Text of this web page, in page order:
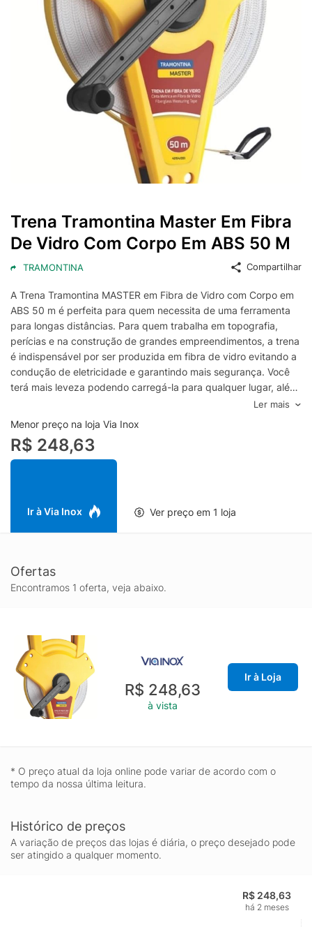
Trena Tramontina Master Em Fibra
De Vidro Com Corpo Em ABS 50 M
TRAMONTINA Compartilhar
A Trena Tramontina MASTER em Fibra de Vidro com Corpo em
ABS 50 m é perfeita para quem necessita de uma ferramenta
para longas distâncias. Para quem trabalha em topografia,
perícias e na construção de grandes empreendimentos, a trena
é indispensável por ser produzida em fibra de vidro evitando a
condução de eletricidade e garantindo mais segurança. Você
terá mais leveza podendo carregá-la para qualquer lugar, além
de ser resistente à corrosão devido ao corpo feito em ABS. A
empunhadura emborrachada garante mais conforto no
manuseio, assim como, mais facilidade na hora da limpeza da
fita. Qualidade é com a Tramontina! Recomendações de
Uso:Modo de Uso: Use óculos, luvas e outros equipamentos de
suja com graxa ou óleo pode causar acidentes. Armazene em
ferramentas são produzidas e testadas conforme normas
específicas; - As ferramentas são submetidas a testes de
verificadas para manter um alto nível de precisão.
Ler mais
Menor preço na loja Via Inox
R$ 248,63
Ir à Via Inox Ver preço em 1 loja
Ofertas
Encontramos 1 oferta, veja abaixo.
R$ 248,63
à vista
Ir à Loja
* O preço atual da loja online pode variar de acordo com o
tempo da nossa última leitura.
Histórico de preços
A variação de preços das lojas é diária, o preço desejado pode
ser atingido a qualquer momento.
R$ 248,63
há 2 meses